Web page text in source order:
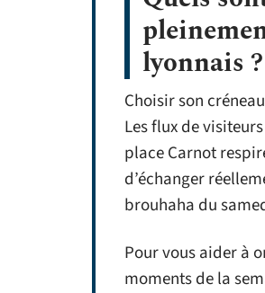
lyonnais ?
Choisir son
Les flux de
place Carnot
d’échanger
brouhaha du
Pour vous aider à
moments de la